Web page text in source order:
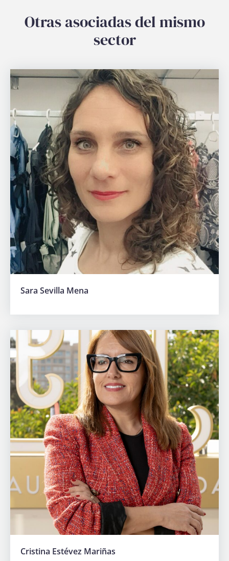
Otras asociadas del mismo
sector
Sara Sevilla Mena
Cristina Estévez Mariñas